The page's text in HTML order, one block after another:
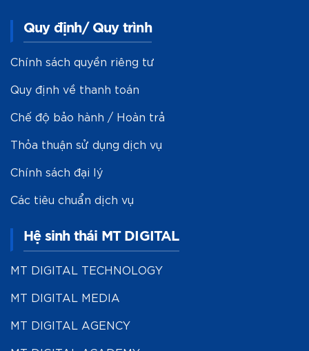
Quy định/ Quy trình
Chính sách quyền riêng tư
Quy định về thanh toán
Chế độ bảo hành / Hoàn trả
Thỏa thuận sử dụng dịch vụ
Chính sách đại lý
Các tiêu chuẩn dịch vụ
Hệ sinh thái MT DIGITAL
MT DIGITAL TECHNOLOGY
MT DIGITAL MEDIA
MT DIGITAL AGENCY